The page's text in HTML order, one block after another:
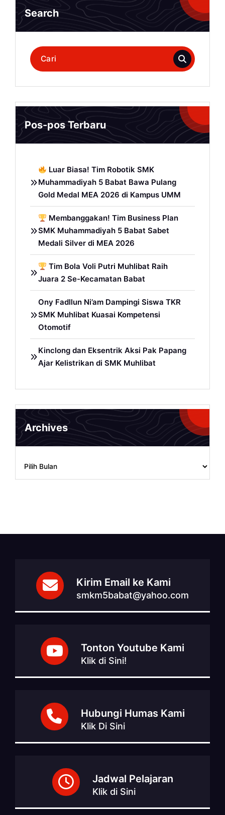
Search
Pencarian
untuk:
Pos-pos Terbaru
Luar Biasa! Tim Robotik SMK
Muhammadiyah 5 Babat Bawa Pulang
Gold Medal MEA 2026 di Kampus UMM
Membanggakan! Tim Business Plan
SMK Muhammadiyah 5 Babat Sabet
Medali Silver di MEA 2026
Tim Bola Voli Putri Muhlibat Raih
Juara 2 Se-Kecamatan Babat
Ony Fadllun Ni’am Dampingi Siswa TKR
SMK Muhlibat Kuasai Kompetensi
Otomotif
Kinclong dan Eksentrik Aksi Pak Papang
Ajar Kelistrikan di SMK Muhlibat
Archives
Kirim Email ke Kami
smkm5babat@yahoo.com
Tonton Youtube Kami
Klik di Sini!
Hubungi Humas Kami
Klik Di Sini
Jadwal Pelajaran
Klik di Sini